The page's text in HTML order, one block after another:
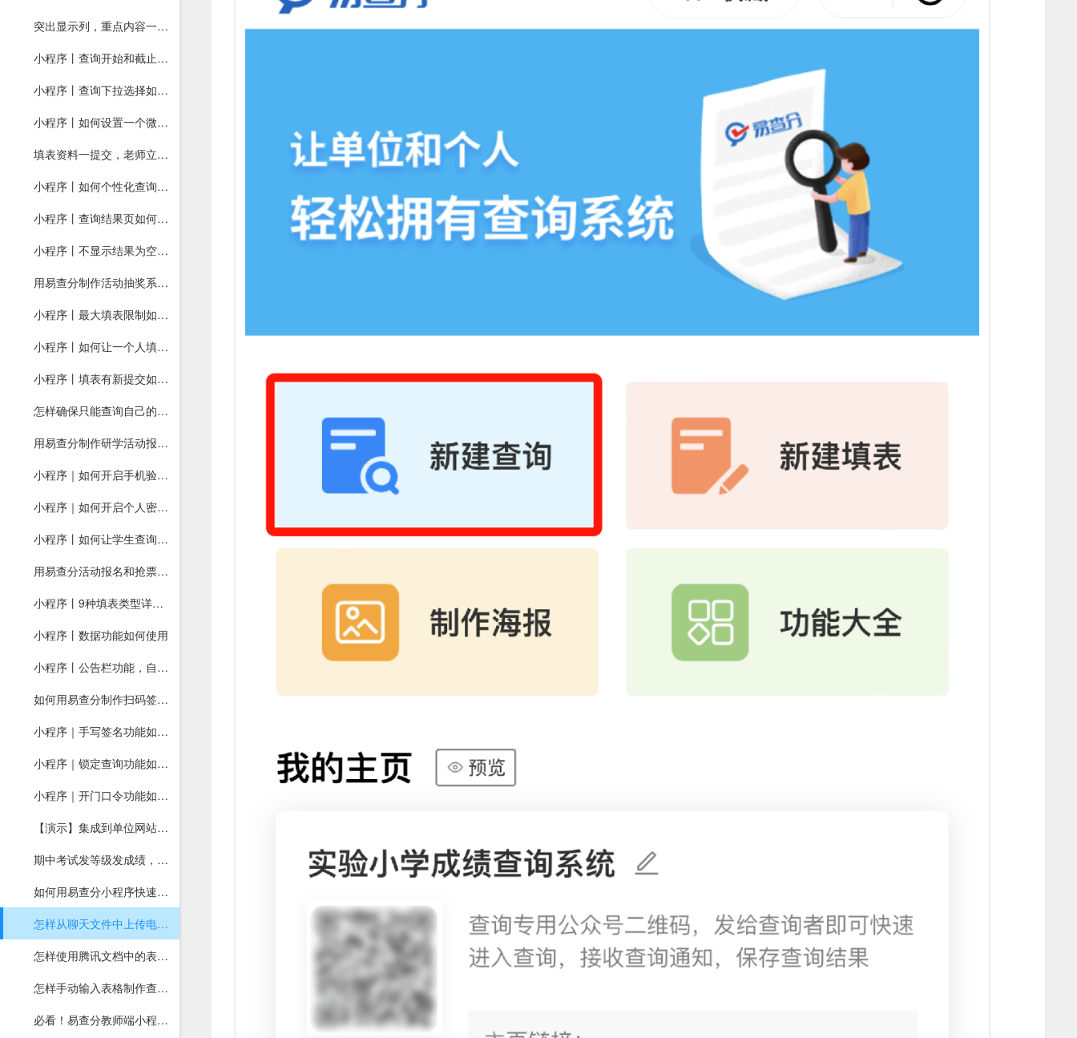
突出显示列，重点内容一目了然！
小程序丨查询开始和截止时间如何设置？
小程序丨查询下拉选择如何设置？
小程序丨如何设置一个微信号只能查一个人？
填表资料一提交，老师立刻就知道！
小程序丨如何个性化查询页面？
小程序丨查询结果页如何设置？
小程序丨不显示结果为空列如何使用？
用易查分制作活动抽奖系统，支持随机分配中奖结果！
小程序丨最大填表限制如何开启？
小程序丨如何让一个人填表多次？
小程序丨填表有新提交如何及时知道？
怎样确保只能查询自己的信息？
用易查分制作研学活动报名，支持在线签名，一键导出报名统计表格！
小程序｜如何开启手机验证码查询？
小程序｜如何开启个人密钥功能？
小程序丨如何让学生查询图片？
用易查分活动报名和抢票系统，自动分配报名号和座位号！
小程序丨9种填表类型详细教程
小程序丨数据功能如何使用
小程序丨公告栏功能，自动弹出提醒
如何用易查分制作扫码签到，支持在线签名，一键导出名单！
小程序｜手写签名功能如何开启？
小程序｜锁定查询功能如何使用？
小程序｜开门口令功能如何使用？
【演示】集成到单位网站查分
期中考试发等级发成绩，用易查分小程序！
如何用易查分小程序快速制作填表？
怎样从聊天文件中上传电子表格？
怎样使用腾讯文档中的表格制作查询？
怎样手动输入表格制作查询？
必看！易查分教师端小程序上线，上传文件速度提升2倍